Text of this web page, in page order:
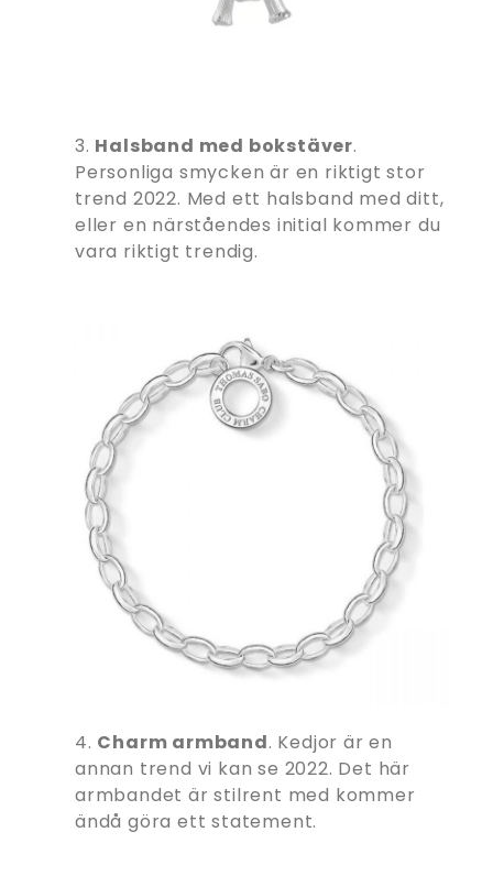
3. Halsband med bokstäver.
Personliga smycken är en riktigt stor
trend 2022. Med ett halsband med ditt,
eller en närståendes initial kommer du
vara riktigt trendig.
4. Charm armband. Kedjor är en
annan trend vi kan se 2022. Det här
armbandet är stilrent med kommer
ändå göra ett statement.